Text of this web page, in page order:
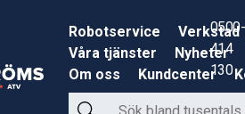
Robotservice
Verkstad
Våra tjänster
Nyheter
Om oss
Kundcenter
Sök
0500-
414
130